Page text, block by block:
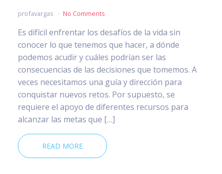
profavargas No Comments
Es difícil enfrentar los desafíos de la vida sin
conocer lo que tenemos que hacer, a dónde
podemos acudir y cuáles podrían ser las
consecuencias de las decisiones que tomemos. A
veces necesitamos una guía y dirección para
conquistar nuevos retos. Por supuesto, se
requiere el apoyo de diferentes recursos para
alcanzar las metas que […]
READ MORE